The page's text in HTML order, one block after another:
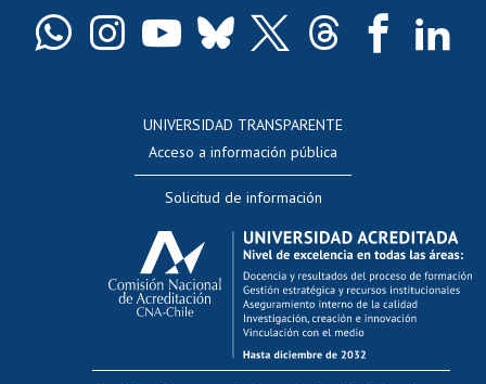
Docentes
Perfeccionamiento
Editar Portafolio Académico
Evaluación docente
Calificación académica
Postulación al AUCAI
Funcionarias/os
Cursos internos de capacitación
Bienestar del personal
UNIVERSIDAD TRANSPARENTE
Acceso a información pública
Solicitud de información